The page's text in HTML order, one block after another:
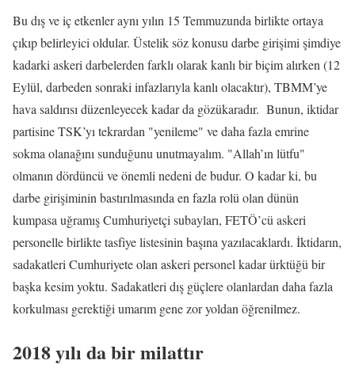
Bu dış ve iç etkenler aynı yılın 15 Temmuzunda birlikte ortaya
çıkıp belirleyici oldular. Üstelik söz konusu darbe girişimi şimdiye
kadarki askeri darbelerden farklı olarak kanlı bir biçim alırken (12
Eylül, darbeden sonraki infazlarıyla kanlı olacaktır), TBMM’ye
hava saldırısı düzenleyecek kadar da gözükaradır. Bunun, iktidar
partisine TSK’yı tekrardan "yenileme" ve daha fazla emrine
sokma olanağını sunduğunu unutmayalım. "Allah’ın lütfu"
olmanın dördüncü ve önemli nedeni de budur. O kadar ki, bu
darbe girişiminin bastırılmasında en fazla rolü olan dünün
kumpasa uğramış Cumhuriyetçi subayları, FETÖ’cü askeri
personelle birlikte tasfiye listesinin başına yazılacaklardı. İktidarın,
sadakatleri Cumhuriyete olan askeri personel kadar ürktüğü bir
başka kesim yoktu. Sadakatleri dış güçlere olanlardan daha fazla
korkulması gerektiği umarım gene zor yoldan öğrenilmez.
2018 yılı da bir milattır